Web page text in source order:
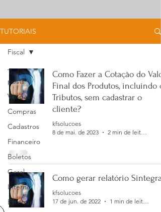
TUTORIAIS
Todos
posts
Vendas
Compras
Cadastros
Financeiro
Boletos
Geral
Interno
Estoque
Fiscal
Como Fazer a Cotação do Valor
Final dos Produtos, incluindo
Tributos, sem cadastrar o
cliente?
kfsolucoes
8 de mai. de 2023
2 min de leitura
Como gerar relatório Sintegra?
kfsolucoes
17 de jun. de 2022
1 min de leitura